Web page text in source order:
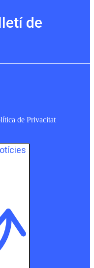
de
de Privacitat